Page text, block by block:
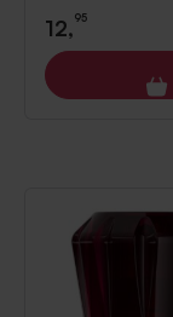
12,95